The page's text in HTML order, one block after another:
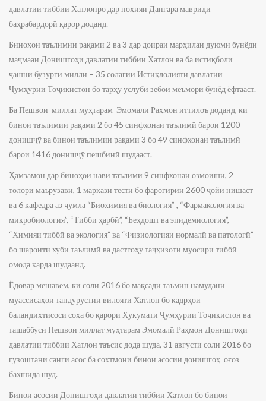
давлатии тиббии Хатлонро дар ноҳияи Данғара мавриди
баҳрабардорӣ қарор доданд.
Биноҳои таълимии рақами 2 ва 3 дар доираи марҳилаи дуюми бунёди
маҷмааи Донишгоҳи давлатии тиббии Хатлон ва ба истиқболи
ҷашни бузурги миллӣ – 35 солагии Истиқлолияти давлатии
Ҷумҳурии Тоҷикистон бо тарҳу услуби зебои меъморӣ бунёд ёфтааст.
Ба Пешвои миллат муҳтарам Эмомалӣ Раҳмон иттилоъ доданд, ки
бинои таълимии рақами 2 бо 45 синфхонаи таълимӣ барои 1200
донишҷӯ ва бинои таълимии рақами 3 бо 49 синфхонаи таълимӣ
барои 1416 донишҷӯ пешбинӣ шудааст.
Ҳамзамон дар биноҳои нави таълимӣ 9 синфхонаи озмоишӣ, 2
толори маърӯзавӣ, 1 маркази тестӣ бо фарогирии 2600 ҷойи нишаст
ва 6 кафедра аз ҷумла “Биохимия ва биология” , “Фармакология ва
микробиология”, “Тибби ҳарбӣ”, “Беҳдошт ва эпидемиология”,
“Химияи тиббӣ ва экология” ва “Физиологияи нормалӣ ва патологӣ”
бо шароити хуби таълимӣ ва дастгоҳу таҷҳизоти муосири тиббӣ
омода карда шудаанд.
Ёдовар мешавем, ки соли 2016 бо мақсади таъмин намудани
муассисаҳои тандурустии вилояти Хатлон бо кадрҳои
баландихтисоси соҳа бо қарори Ҳукумати Ҷумҳурии Тоҷикистон ва
ташаббуси Пешвои миллат муҳтарам Эмомалӣ Раҳмон Донишгоҳи
давлатии тиббии Хатлон таъсис дода шуда, 31 августи соли 2016 бо
гузоштани санги асос ба сохтмони бинои асосии донишгоҳ оғоз
бахшида шуд.
Бинои асосии Донишгоҳи давлатии тиббии Хатлон бо бинои